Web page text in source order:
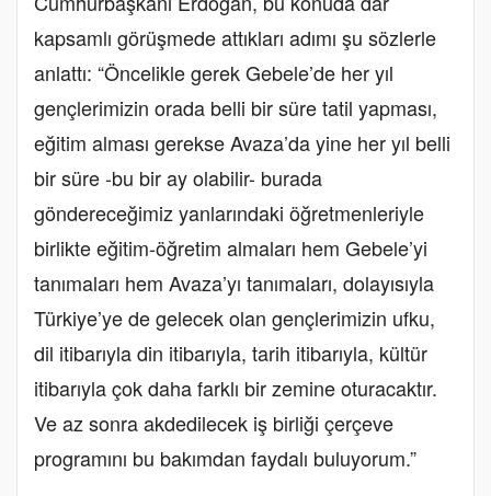
kapsamlı görüşmede attıkları adımı şu sözlerle
anlattı: “Öncelikle gerek Gebele’de her yıl
gençlerimizin orada belli bir süre tatil yapması,
eğitim alması gerekse Avaza’da yine her yıl belli
bir süre -bu bir ay olabilir- burada
göndereceğimiz yanlarındaki öğretmenleriyle
birlikte eğitim-öğretim almaları hem Gebele’yi
tanımaları hem Avaza’yı tanımaları, dolayısıyla
Türkiye’ye de gelecek olan gençlerimizin ufku,
dil itibarıyla din itibarıyla, tarih itibarıyla, kültür
itibarıyla çok daha farklı bir zemine oturacaktır.
Ve az sonra akdedilecek iş birliği çerçeve
programını bu bakımdan faydalı buluyorum.”